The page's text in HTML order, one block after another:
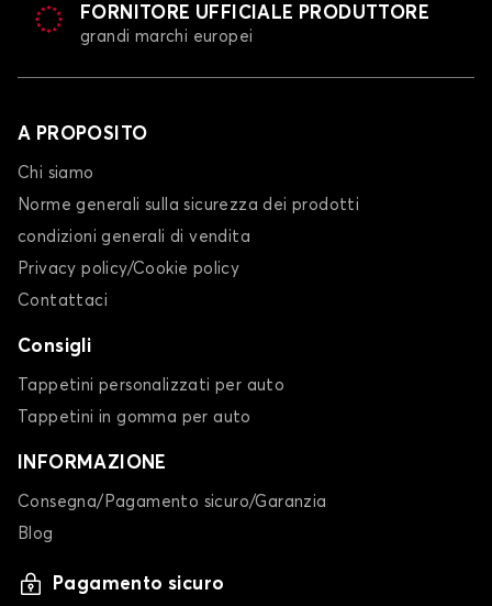
FORNITORE UFFICIALE PRODUTTORE
grandi marchi europei
A PROPOSITO
Chi siamo
Norme generali sulla sicurezza dei prodotti
condizioni generali di vendita
Privacy policy/Cookie policy
Contattaci
Consigli
Tappetini personalizzati per auto
Tappetini in gomma per auto
INFORMAZIONE
Consegna/Pagamento sicuro/Garanzia
Blog
Pagamento sicuro